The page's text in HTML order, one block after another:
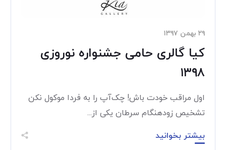
۲۹ بهمن ۱۳۹۷
کیا گالری حامی جشنواره نوروزی
۱۳۹۸
اول مراقب خودت باش! چک‌آپ را به فردا موکول نکن
تشخیص زودهنگام سرطان یکی از...
بیشتر بخوانید